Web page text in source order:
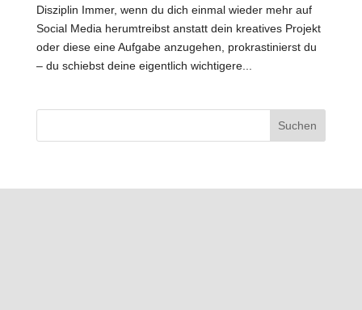
Disziplin Immer, wenn du dich einmal wieder mehr auf
Social Media herumtreibst anstatt dein kreatives Projekt
oder diese eine Aufgabe anzugehen, prokrastinierst du
– du schiebst deine eigentlich wichtigere...